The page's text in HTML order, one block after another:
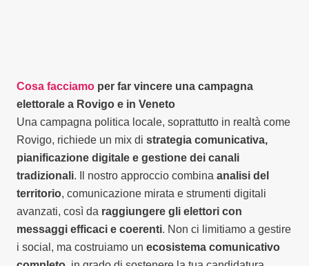
Cosa facciamo per far vincere una campagna
elettorale a Rovigo e in Veneto
Una campagna politica locale, soprattutto in realtà come
Rovigo, richiede un mix di strategia comunicativa,
pianificazione digitale e gestione dei canali
tradizionali. Il nostro approccio combina analisi del
territorio, comunicazione mirata e strumenti digitali
avanzati, così da raggiungere gli elettori con
messaggi efficaci e coerenti. Non ci limitiamo a gestire
i social, ma costruiamo un ecosistema comunicativo